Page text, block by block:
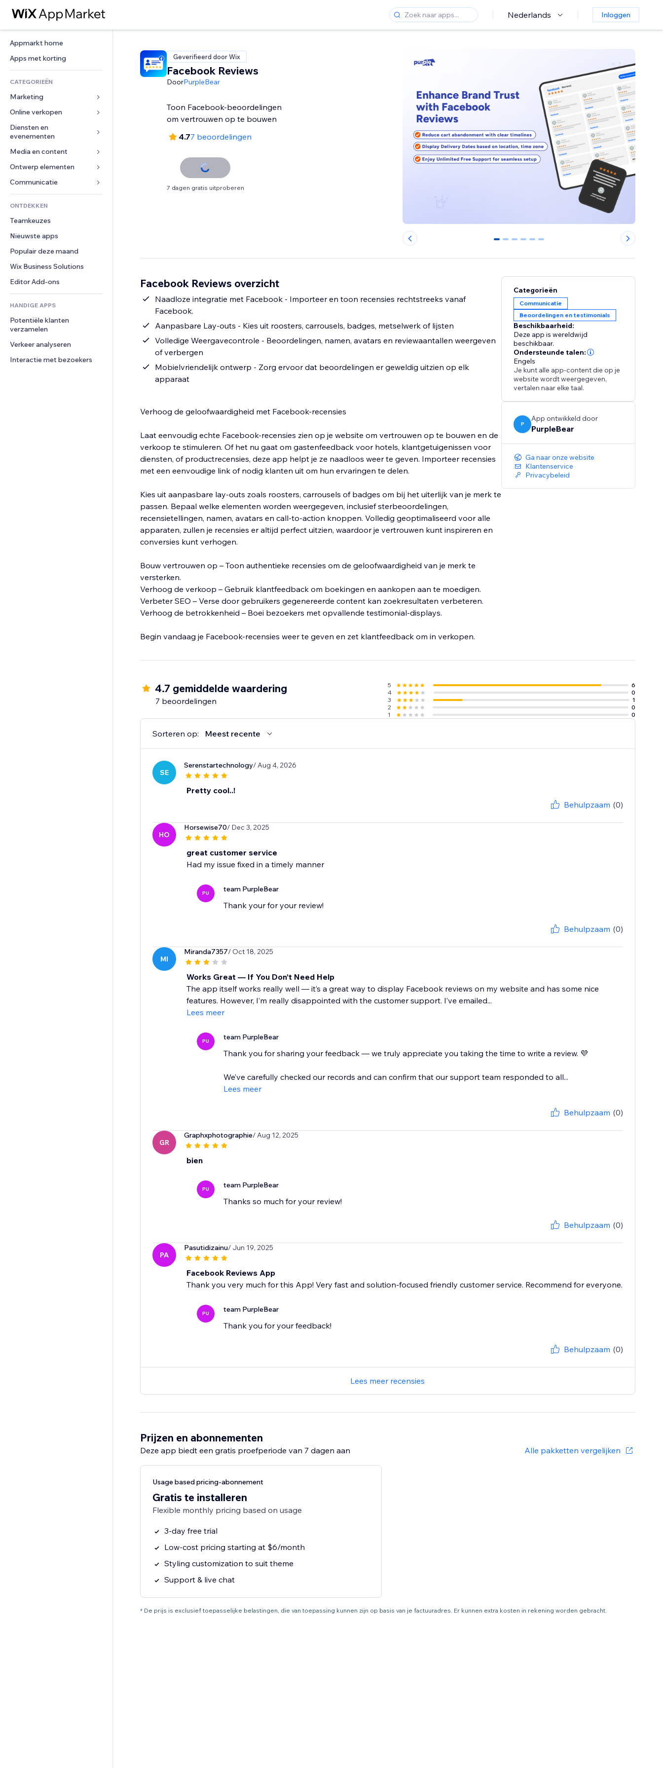
Nederlands Inloggen
Appmarkt home
Apps met korting
CATEGORIEËN
Marketing
Advertenties
Mobiel
Analytics
Social media
SEO
Betrokkenheid
Websitevermeldingen
E-mail
Conversie
Online verkopen
Apps voor webshops
Verzending en levering
Verkoopknoppen
Online cursussen
Print on demand
Boekhouding
Coupons en loyaliteit
Opslagoplossingen
Dropshipping
Prijzen en abonnementen
Crowdfunding
Eten en drinken
Diensten en
evenementen
Hotels
Evenementen
Restaurants
Vastgoed
Boekingen
Media en content
Galerij
Muziek
Podcasts
Fotografie
Video
PDF
Bestanden delen
Nieuws
Ontwerp elementen
Kaarten en navigatie
Privacy en beveiliging
Ontime
Pagina templates
Afbeeldingseffecten
Knoppen en menu's
Banners en badges
Rekenmachines
Zoeken
Weer
Grafieken en tabellen
Formulieren
Enquêtes
Chat
Opmerkingen
Telefoonnummer
Community
Beoordelingen en testimonials
CRM
ONTDEKKEN
Teamkeuzes
Nieuwste apps
Populair deze maand
Wix Business Solutions
Editor Add-ons
HANDIGE APPS
Potentiële klanten
verzamelen
Verkeer analyseren
Interactie met bezoekers
Geverifieerd door Wix
Facebook Reviews
DoorPurpleBear
Toon Facebook-beoordelingen
om vertrouwen op te bouwen
4.77 beoordelingen
7 dagen gratis uitproberen
0 1 2 3 4 5
Facebook Reviews overzicht
Naadloze integratie met Facebook - Importeer en toon recensies rechtstreeks vanaf
Facebook.
Aanpasbare Lay-outs - Kies uit roosters, carrousels, badges, metselwerk of lijsten
Volledige Weergavecontrole - Beoordelingen, namen, avatars en reviewaantallen weergeven
of verbergen
Mobielvriendelijk ontwerp - Zorg ervoor dat beoordelingen er geweldig uitzien op elk
apparaat
Verhoog de geloofwaardigheid met Facebook-recensies
Laat eenvoudig echte Facebook-recensies zien op je website om vertrouwen op te bouwen en de
verkoop te stimuleren. Of het nu gaat om gastenfeedback voor hotels, klantgetuigenissen voor
diensten, of productrecensies, deze app helpt je ze naadloos weer te geven. Importeer recensies
met een eenvoudige link of nodig klanten uit om hun ervaringen te delen.
Kies uit aanpasbare lay-outs zoals roosters, carrousels of badges om bij het uiterlijk van je merk te
passen. Bepaal welke elementen worden weergegeven, inclusief sterbeoordelingen,
recensietellingen, namen, avatars en call-to-action knoppen. Volledig geoptimaliseerd voor alle
apparaten, zullen je recensies er altijd perfect uitzien, waardoor je vertrouwen kunt inspireren en
conversies kunt verhogen.
Bouw vertrouwen op – Toon authentieke recensies om de geloofwaardigheid van je merk te
versterken.
Verhoog de verkoop – Gebruik klantfeedback om boekingen en aankopen aan te moedigen.
Verbeter SEO – Verse door gebruikers gegenereerde content kan zoekresultaten verbeteren.
Verhoog de betrokkenheid – Boei bezoekers met opvallende testimonial-displays.
Begin vandaag je Facebook-recensies weer te geven en zet klantfeedback om in verkopen.
Categorieën
Communicatie
Beoordelingen en testimonials
Beschikbaarheid:
Deze app is wereldwijd
beschikbaar.
Ondersteunde talen:
Engels
Je kunt alle app-content die op je
website wordt weergegeven,
vertalen naar elke taal.
P
App ontwikkeld door
PurpleBear
Ga naar onze website
Klantenservice
Privacybeleid
4.7 gemiddelde waardering
7 beoordelingen
5
6
4
0
3
1
2
0
1
0
Sorteren op: Meest recente
SE
Serenstartechnology/ Aug 4, 2026
Pretty cool..!
Behulpzaam (0)
HO
Horsewise70/ Dec 3, 2025
great customer service
Had my issue fixed in a timely manner
PU team PurpleBear
Thank your for your review!
Behulpzaam (0)
MI
Miranda7357/ Oct 18, 2025
Works Great — If You Don’t Need Help
The app itself works really well — it’s a great way to display Facebook reviews on my website and has some nice
features. However, I’m really disappointed with the customer support. I’ve emailed...
Lees meer
PU team PurpleBear
Thank you for sharing your feedback — we truly appreciate you taking the time to write a review. 💜
We’ve carefully checked our records and can confirm that our support team responded to all...
Lees meer
Behulpzaam (0)
GR
Graphxphotographie/ Aug 12, 2025
bien
PU team PurpleBear
Thanks so much for your review!
Behulpzaam (0)
PA
Pasutidizainu/ Jun 19, 2025
Facebook Reviews App
Thank you very much for this App! Very fast and solution-focused friendly customer service. Recommend for everyone.
PU team PurpleBear
Thank you for your feedback!
Behulpzaam (0)
Lees meer recensies
Prijzen en abonnementen
Deze app biedt een gratis proefperiode van 7 dagen aan Alle pakketten vergelijken
Usage based pricing-abonnement
Gratis te installeren
Flexible monthly pricing based on usage
3-day free trial
Low-cost pricing starting at $6/month
Styling customization to suit theme
Support & live chat
* De prijs is exclusief toepasselijke belastingen, die van toepassing kunnen zijn op basis van je factuuradres. Er kunnen extra kosten in rekening worden gebracht.